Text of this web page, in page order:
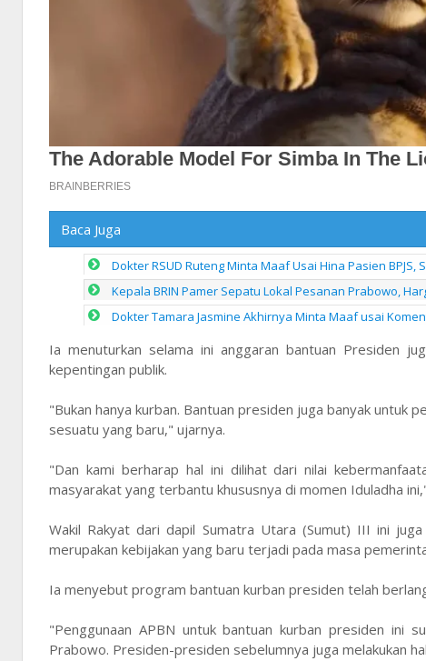
Baca Juga
Dokter RSUD Ruteng Minta Maaf Usai Hina Pasien BPJS,
Kepala BRIN Pamer Sepatu Lokal Pesanan Prabowo,
Dokter Tamara Jasmine Akhirnya Minta Maaf usai
Ia menuturkan selama ini anggaran bantuan Presiden
kepentingan publik.
"Bukan hanya kurban. Bantuan presiden juga banyak untuk
sesuatu yang baru," ujarnya.
"Dan kami berharap hal ini dilihat dari nilai
masyarakat yang terbantu khususnya di momen Iduladha
Wakil Rakyat dari dapil Sumatra Utara (Sumut) III ini
merupakan kebijakan yang baru terjadi pada masa
Ia menyebut program bantuan kurban presiden telah
"Penggunaan APBN untuk bantuan kurban presiden ini
Prabowo. Presiden-presiden sebelumnya juga melakukan